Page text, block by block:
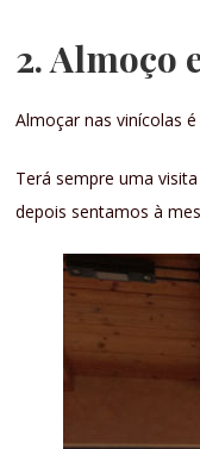
2. Almoço
Almoçar nas vinícolas
Terá sempre uma
depois sentamos à